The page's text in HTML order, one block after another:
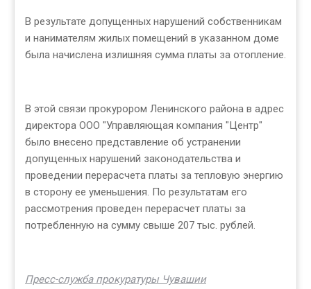
В результате допущенных нарушений собственникам
и нанимателям жилых помещений в указанном доме
была начислена излишняя сумма платы за отопление.
В этой связи прокурором Ленинского района в адрес
директора ООО "Управляющая компания "Центр"
было внесено представление об устранении
допущенных нарушений законодательства и
проведении перерасчета платы за тепловую энергию
в сторону ее уменьшения. По результатам его
рассмотрения проведен перерасчет платы за
потребленную на сумму свыше 207 тыс. рублей.
Пресс-служба прокуратуры Чувашии